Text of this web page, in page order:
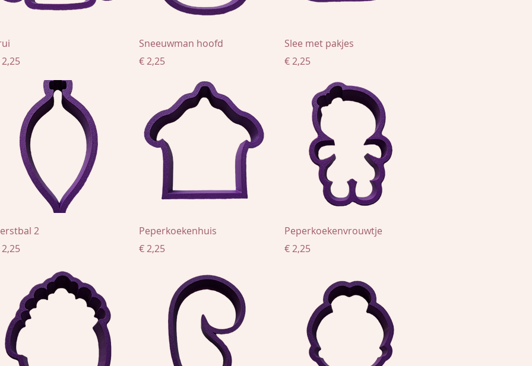
Snel overzicht
Sneeuwman hoofd
Prijs
€ 2,25
Snel overzicht
Slee met pakjes
Prijs
€ 2,25
Snel overzicht
2
Snel overzicht
Peperkoekenhuis
Prijs
€ 2,25
Snel overzicht
Peperkoekenvrouwtje
Prijs
€ 2,25